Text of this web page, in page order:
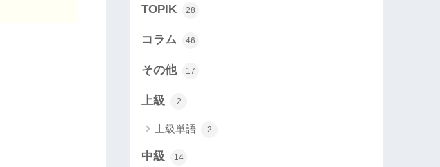
TOPIK 28
コラム 46
その他 17
上級 2
上級単語 2
中級 14